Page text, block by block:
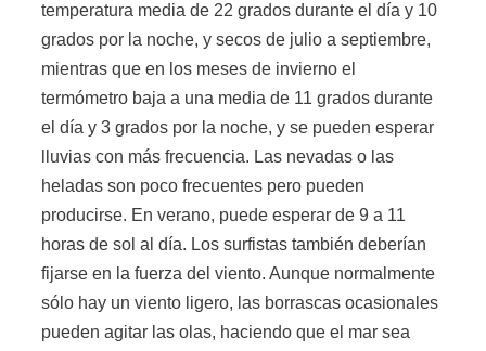
temperatura media de 22 grados durante el día y 10
grados por la noche, y secos de julio a septiembre,
mientras que en los meses de invierno el
termómetro baja a una media de 11 grados durante
el día y 3 grados por la noche, y se pueden esperar
lluvias con más frecuencia. Las nevadas o las
heladas son poco frecuentes pero pueden
producirse. En verano, puede esperar de 9 a 11
horas de sol al día. Los surfistas también deberían
fijarse en la fuerza del viento. Aunque normalmente
sólo hay un viento ligero, las borrascas ocasionales
pueden agitar las olas, haciendo que el mar sea